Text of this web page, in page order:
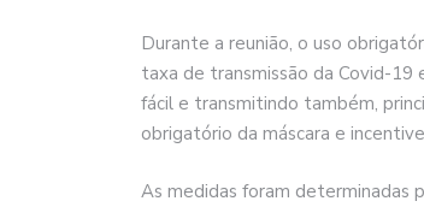
Durante a reunião, o uso
taxa de transmissão da Covid-19
fácil e transmitindo também,
obrigatório da máscara e
As medidas foram determinadas